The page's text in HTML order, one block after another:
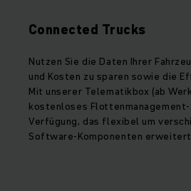
Connected Trucks
Nutzen Sie die Daten Ihrer
und Kosten zu sparen sowie die
Mit unserer Telematikbox (ab
kostenloses
Verfügung, das flexibel um
Software-Komponenten